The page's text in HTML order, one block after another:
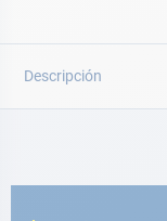
Descripción